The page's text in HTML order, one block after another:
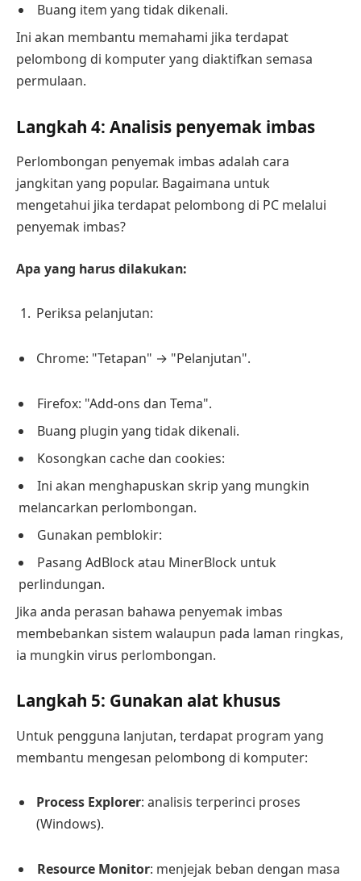
Buang item yang tidak dikenali.
Ini akan membantu memahami jika terdapat
pelombong di komputer yang diaktifkan semasa
permulaan.
Langkah 4: Analisis penyemak imbas
Perlombongan penyemak imbas adalah cara
jangkitan yang popular. Bagaimana untuk
mengetahui jika terdapat pelombong di PC melalui
penyemak imbas?
Apa yang harus dilakukan:
Periksa pelanjutan:
Chrome: "Tetapan" → "Pelanjutan".
Firefox: "Add-ons dan Tema".
Buang plugin yang tidak dikenali.
Kosongkan cache dan cookies:
Ini akan menghapuskan skrip yang mungkin
melancarkan perlombongan.
Gunakan pemblokir:
Pasang AdBlock atau MinerBlock untuk
perlindungan.
Jika anda perasan bahawa penyemak imbas
membebankan sistem walaupun pada laman ringkas,
ia mungkin virus perlombongan.
Langkah 5: Gunakan alat khusus
Untuk pengguna lanjutan, terdapat program yang
membantu mengesan pelombong di komputer:
Process Explorer: analisis terperinci proses
(Windows).
Resource Monitor: menjejak beban dengan masa